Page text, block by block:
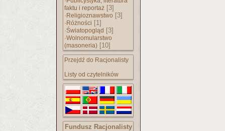
faktu i reportaż [3]
· Religioznawstwo [3]
· Różności [1]
·Światopogląd [3]
·Wolnomularstwo
(masoneria) [10]
Przejdź do Racjonalisty
Listy od czytelników
Fundusz Racjonalisty